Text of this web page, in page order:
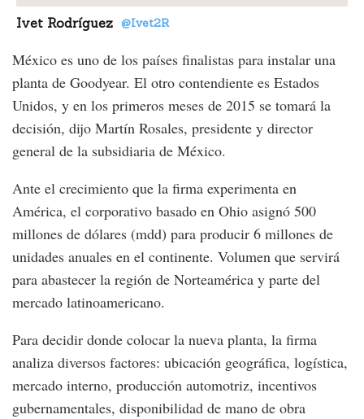
Ivet Rodríguez @Ivet2R
México es uno de los países finalistas para instalar una
planta de Goodyear. El otro contendiente es Estados
Unidos, y en los primeros meses de 2015 se tomará la
decisión, dijo Martín Rosales, presidente y director
general de la subsidiaria de México.
Ante el crecimiento que la firma experimenta en
América, el corporativo basado en Ohio asignó 500
millones de dólares (mdd) para producir 6 millones de
unidades anuales en el continente. Volumen que servirá
para abastecer la región de Norteamérica y parte del
mercado latinoamericano.
Para decidir donde colocar la nueva planta, la firma
analiza diversos factores: ubicación geográfica, logística,
mercado interno, producción automotriz, incentivos
gubernamentales, disponibilidad de mano de obra